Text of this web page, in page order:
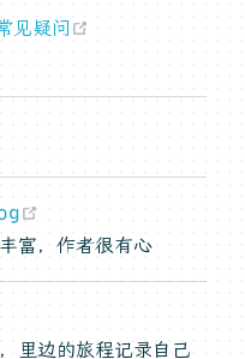
疑问
富，作者很有心
里边的旅程记录自己